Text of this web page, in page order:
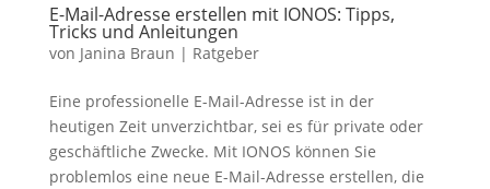
E-Mail-Adresse erstellen mit IONOS: Tipps,
Tricks und Anleitungen
von Janina Braun | Ratgeber
Eine professionelle E-Mail-Adresse ist in der
heutigen Zeit unverzichtbar, sei es für private oder
geschäftliche Zwecke. Mit IONOS können Sie
problemlos eine neue E-Mail-Adresse erstellen, die